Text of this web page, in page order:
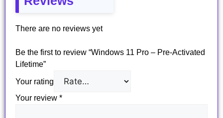
There are no reviews yet
Be the first to review “Windows 11 Pro – Pre-Activated
Lifetime”
Your rating
Your review *